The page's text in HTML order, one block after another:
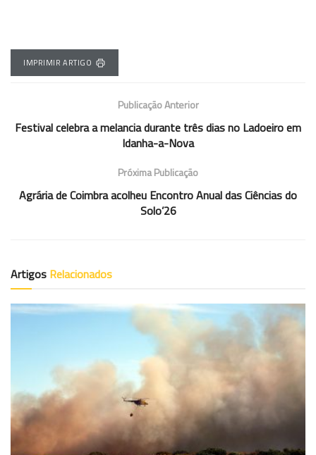
IMPRIMIR ARTIGO
Publicação Anterior
Festival celebra a melancia durante três dias no Ladoeiro em
Idanha-a-Nova
Próxima Publicação
Agrária de Coimbra acolheu Encontro Anual das Ciências do
Solo’26
Artigos Relacionados